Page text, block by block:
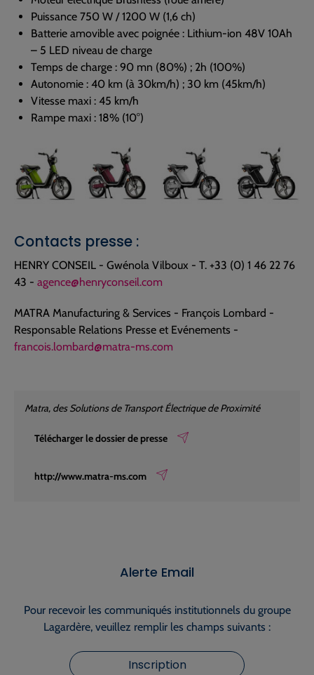
Puissance 750 W / 1200 W (1,6 ch)
Batterie amovible avec poignée : Lithium-ion 48V 10Ah
– 5 LED niveau de charge
Temps de charge : 90 mn (80%) ; 2h (100%)
Autonomie : 40 km (à 30km/h) ; 30 km (45km/h)
Vitesse maxi : 45 km/h
Rampe maxi : 18% (10°)
Contacts presse :
HENRY CONSEIL - Gwénola Vilboux - T. +33 (0) 1 46 22 76
43 - agence@henryconseil.com
MATRA Manufacturing & Services - François Lombard -
Responsable Relations Presse et Evénements -
francois.lombard@matra-ms.com
Matra, des Solutions de Transport Électrique de Proximité
Télécharger le dossier de presse
http://www.matra-ms.com
Alerte Email
Pour recevoir les communiqués institutionnels du groupe
Lagardère, veuillez remplir les champs suivants :
Inscription